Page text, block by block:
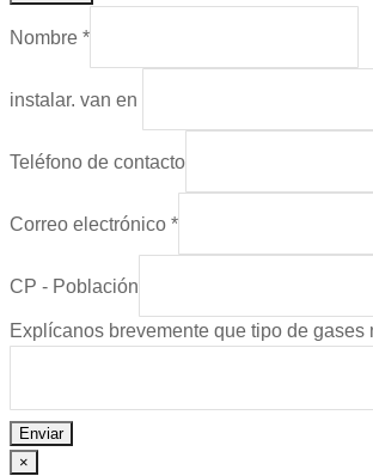
Nombre *
instalar. van en
Teléfono de contacto
Correo electrónico *
CP - Población
Explícanos brevemente que tipo de
Enviar
×